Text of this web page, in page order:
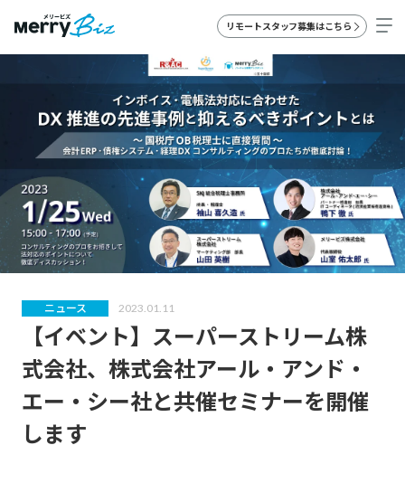
リモートスタッフ募集はこちら
ニュース 2023.01.11
【イベント】スーパーストリーム株
式会社、株式会社アール・アンド・
エー・シー社と共催セミナーを開催
します